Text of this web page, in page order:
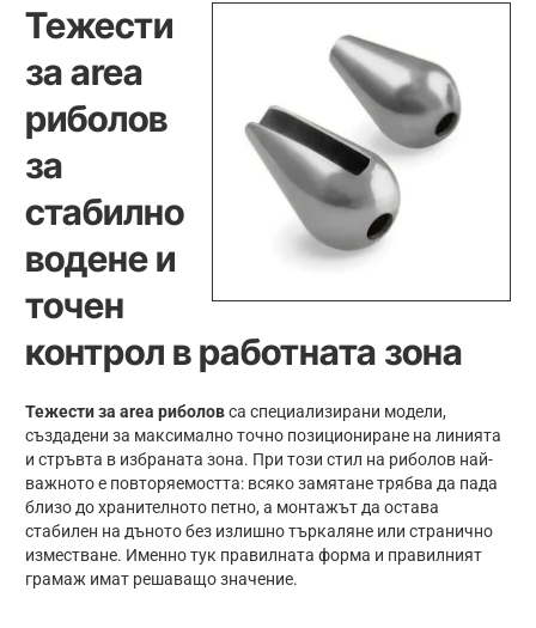
Тежести
за area
риболов
за
стабилно
водене и
точен
контрол в работната зона
Тежести за area риболовса специализирани модели,
създадени за максимално точно позициониране на линията
и стръвта в избраната зона. При този стил на риболов най-
важното е повторяемостта: всяко замятане трябва да пада
близо до хранителното петно, а монтажът да остава
стабилен на дъното без излишно търкаляне или странично
изместване. Именно тук правилната форма и правилният
грамаж имат решаващо значение.